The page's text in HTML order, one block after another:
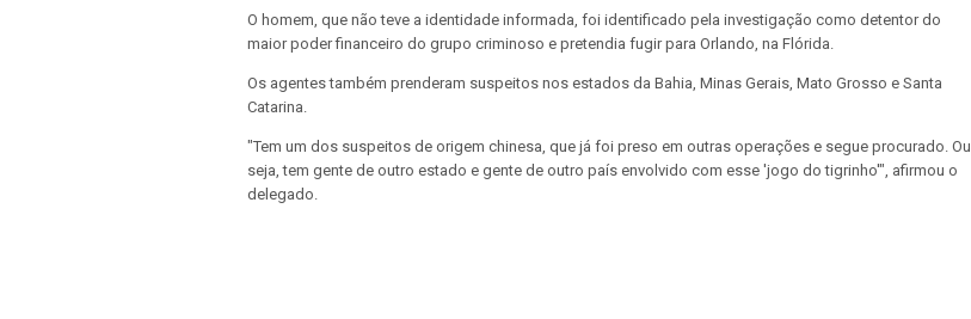
O homem, que não teve a identidade informada, foi identificado pela investigação como detentor do
maior poder financeiro do grupo criminoso e pretendia fugir para Orlando, na Flórida.
Os agentes também prenderam suspeitos nos estados da Bahia, Minas Gerais, Mato Grosso e Santa
Catarina.
"Tem um dos suspeitos de origem chinesa, que já foi preso em outras operações e segue procurado. Ou
seja, tem gente de outro estado e gente de outro país envolvido com esse 'jogo do tigrinho'", afirmou o
delegado.